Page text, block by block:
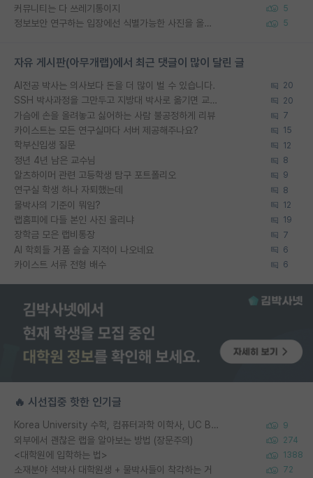
커뮤니티는 다 쓰레기통이지 5
정보보안 연구하는 입장에선 식별가능한 사진을 올리는건 비추이긴함 5
자유 게시판(아무개랩)에서 최근 댓글이 많이 달린 글
AI전공 박사는 의사보다 돈을 더 많이 벌 수 있습니다. 20
SSH 박사과정을 그만두고 지방대 박사로 옮기면 교수의 꿈은 끝일까요? 20
가슴에 손을 올려놓고 싫어하는 사람 불공정하게 리뷰 7
카이스트는 모든 연구실마다 서버 제공해주나요? 15
학부신입생 질문 12
정년 4년 남은 교수님 8
알츠하이머 관련 고등학생 탐구 포트폴리오 9
연구실 학생 하나 자퇴했는데 8
물박사의 기준이 뭐임? 12
랩홈피에 다들 본인 사진 올리냐 19
장학금 모은 랩비통장 7
AI 학회들 거품 슬슬 지적이 나오네요 6
카이스트 서류 전형 배수 6
🔥 시선집중 핫한 인기글
Korea University 수학, 컴퓨터과학 이학사, UC Berkeley 산업공학 대학원 공학박사가 되는 것은 쉽지 않겠죠? 9
외부에서 괜찮은 랩을 알아보는 방법 (장문주의) 274
<대학원에 입학하는 법> 1388
소재분야 석박사 대학원생 + 물박사들이 착각하는 거 72